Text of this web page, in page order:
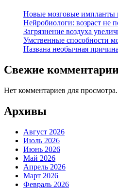
Новые мозговые импланты
Нейробиологи: возраст не
Загрязнение воздуха
Умственные способности
Названа необычная
Свежие
Нет комментариев для просмотра.
Архивы
Август 2026
Июль 2026
Июнь 2026
Май 2026
Апрель 2026
Март 2026
Февраль 2026